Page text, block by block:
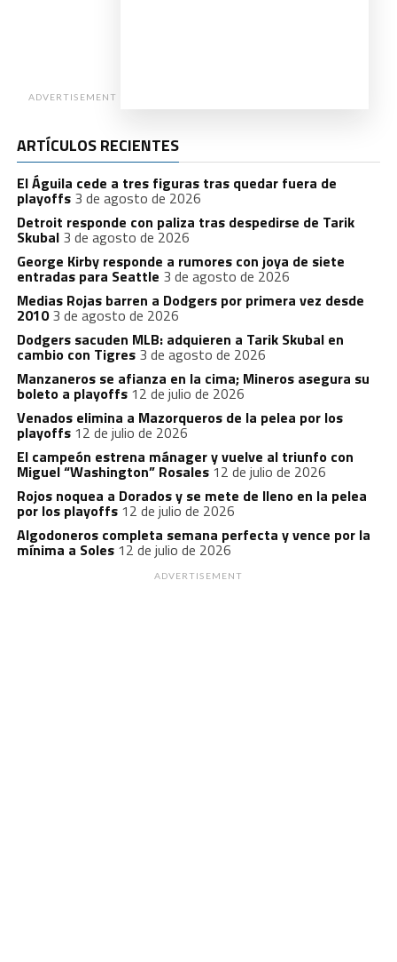
ADVERTISEMENT
ARTÍCULOS RECIENTES
El Águila cede a tres figuras tras quedar fuera de
playoffs 3 de agosto de 2026
Detroit responde con paliza tras despedirse de Tarik
Skubal 3 de agosto de 2026
George Kirby responde a rumores con joya de siete
entradas para Seattle 3 de agosto de 2026
Medias Rojas barren a Dodgers por primera vez desde
2010 3 de agosto de 2026
Dodgers sacuden MLB: adquieren a Tarik Skubal en
cambio con Tigres 3 de agosto de 2026
Manzaneros se afianza en la cima; Mineros asegura su
boleto a playoffs 12 de julio de 2026
Venados elimina a Mazorqueros de la pelea por los
playoffs 12 de julio de 2026
El campeón estrena mánager y vuelve al triunfo con
Miguel “Washington” Rosales 12 de julio de 2026
Rojos noquea a Dorados y se mete de lleno en la pelea
por los playoffs 12 de julio de 2026
Algodoneros completa semana perfecta y vence por la
mínima a Soles 12 de julio de 2026
ADVERTISEMENT